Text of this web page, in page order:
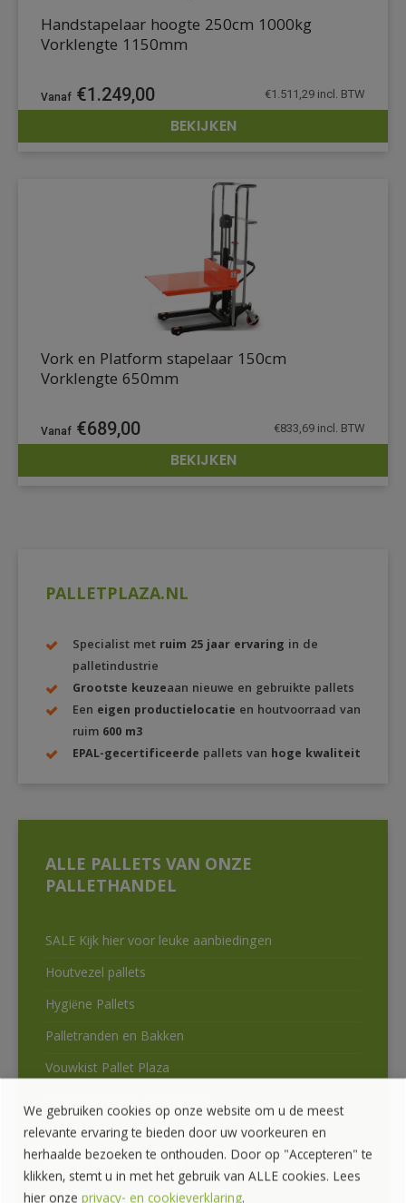
PALLETPLAZA.NL
Specialist met ruim 25 jaar ervaring in de
palletindustrie
Grootste keuzeaan nieuwe en gebruikte pallets
Een eigen productielocatie en houtvoorraad van
ruim 600 m3
EPAL-gecertificeerde pallets van hoge kwaliteit
ALLE PALLETS VAN ONZE
PALLETHANDEL
SALE Kijk hier voor leuke aanbiedingen
Houtvezel pallets
Hygiëne Pallets
Palletranden en Bakken
Vouwkist Pallet Plaza
Opzetframes en Gitterboxen
Kunststof stapelbakken
Bakken en Kratten voor voeding
Dolly’s
DETAILS
Handstapelaar hoogte 250cm 1000kg
Vorklengte 1150mm
€1.249,00 €1.511,29 incl. BTW
BEKIJKEN
DETAILS
Vork en Platform stapelaar 150cm
Vorklengte 650mm
€689,00 €833,69 incl. BTW
BEKIJKEN
We gebruiken cookies op onze website om u de meest
relevante ervaring te bieden door uw voorkeuren en
herhaalde bezoeken te onthouden. Door op "Accepteren" te
klikken, stemt u in met het gebruik van ALLE cookies. Lees